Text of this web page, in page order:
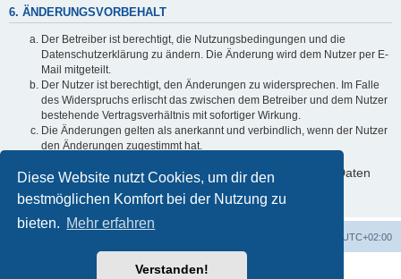
Diese Website nutzt Cookies, um dir den
bestmöglichen Komfort bei der Nutzung zu
bieten. Mehr erfahren
Verstanden!
6. ÄNDERUNGSVORBEHALT
Der Betreiber ist berechtigt, die Nutzungsbedingungen und die
Datenschutzerklärung zu ändern. Die Änderung wird dem Nutzer per E-
Mail mitgeteilt.
Der Nutzer ist berechtigt, den Änderungen zu widersprechen. Im Falle
des Widerspruchs erlischt das zwischen dem Betreiber und dem Nutzer
bestehende Vertragsverhältnis mit sofortiger Wirkung.
Die Änderungen gelten als anerkannt und verbindlich, wenn der Nutzer
den Änderungen zugestimmt hat.
Informationen über den Umgang mit deinen persönlichen Daten
sind in der Datenschutzerklärung enthalten.
UTC+02:00
Powered byphpBB® Forum Software © phpBB Limited